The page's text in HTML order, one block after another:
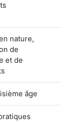
nature,
de
et de
âge